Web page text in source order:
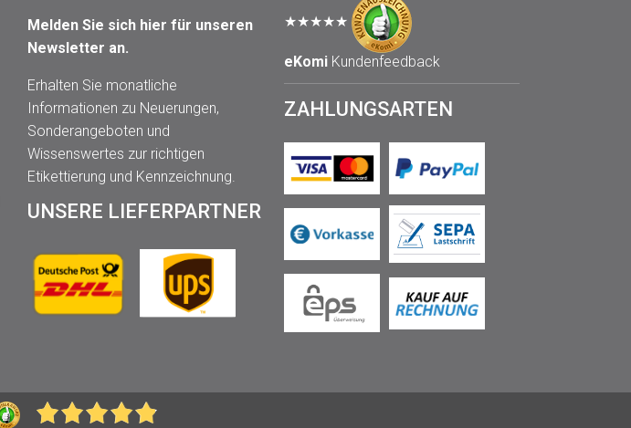
Melden Sie sich hier für unseren
Newsletter an.
Erhalten Sie monatliche
Informationen zu Neuerungen,
Sonderangeboten und
Wissenswertes zur richtigen
Etikettierung und Kennzeichnung.
UNSERE LIEFERPARTNER
★★★★★
eKomiKundenfeedback
ZAHLUNGSARTEN